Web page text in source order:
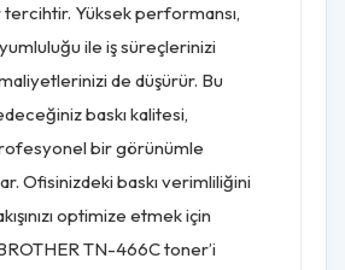
Yüksek performansı,
ile iş süreçlerinizi
maliyetlerinizi de düşürür. Bu
baskı kalitesi,
bir görünümle
Ofisinizdeki baskı verimliliğini
optimize etmek için
TN-466C toner’i